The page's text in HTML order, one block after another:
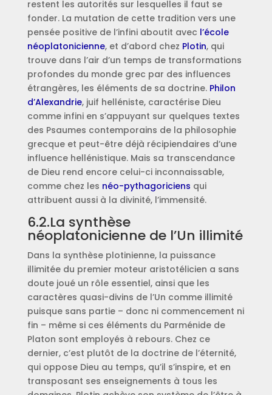
restent les autorités sur lesquelles il faut se
fonder. La mutation de cette tradition vers une
pensée positive de l’infini aboutit avec l’école
néoplatonicienne, et d’abord chez Plotin, qui
trouve dans l’air d’un temps de transformations
profondes du monde grec par des influences
étrangères, les éléments de sa doctrine. Philon
d’Alexandrie, juif helléniste, caractérise Dieu
comme infini en s’appuyant sur quelques textes
des Psaumes contemporains de la philosophie
grecque et peut-être déjà récipiendaires d’une
influence hellénistique. Mais sa transcendance
de Dieu rend encore celui-ci inconnaissable,
comme chez les néo-pythagoriciens qui
attribuent aussi à la divinité, l’immensité.
6.2.La synthèse
néoplatonicienne de l’Un illimité
Dans la synthèse plotinienne, la puissance
illimitée du premier moteur aristotélicien a sans
doute joué un rôle essentiel, ainsi que les
caractères quasi-divins de l’Un comme illimité
puisque sans partie – donc ni commencement ni
fin – même si ces éléments du Parménide de
Platon sont employés à rebours. Chez ce
dernier, c’est plutôt de la doctrine de l’éternité,
qui oppose Dieu au temps, qu’il s’inspire, et en
transposant ses enseignements à tous les